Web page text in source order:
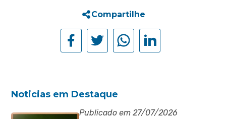
Compartilhe
Noticias em Destaque
Publicado em 27/07/2026